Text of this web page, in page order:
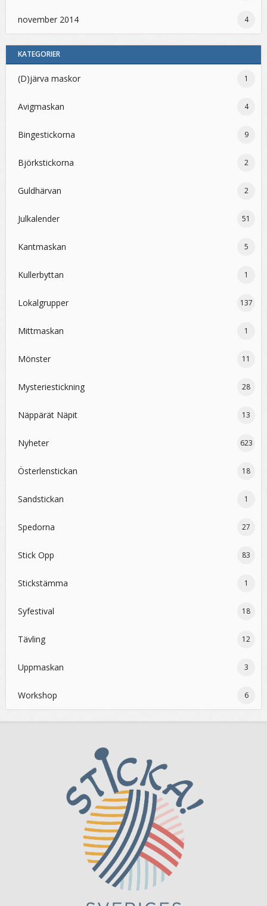
november 2014 4
KATEGORIER
(D)järva maskor 1
Avigmaskan 4
Bingestickorna 9
Björkstickorna 2
Guldhärvan 2
Julkalender 51
Kantmaskan 5
Kullerbyttan 1
Lokalgrupper 137
Mittmaskan 1
Mönster 11
Mysteriestickning 28
Näppärät Näpit 13
Nyheter 623
Österlenstickan 18
Sandstickan 1
Spedorna 27
Stick Opp 83
Stickstämma 1
Syfestival 18
Tävling 12
Uppmaskan 3
Workshop 6